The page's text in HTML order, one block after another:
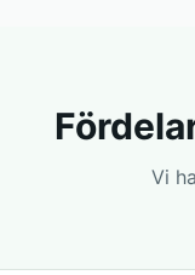
Vi